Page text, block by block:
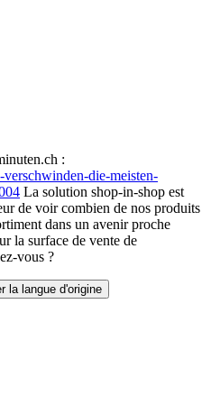
:
die-meisten-
La solution shop-in-shop est
de voir combien de nos produits
dans un avenir proche
la surface de vente de
vous ?
la langue d'origine